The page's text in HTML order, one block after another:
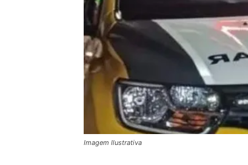
Imagem Ilustrativa